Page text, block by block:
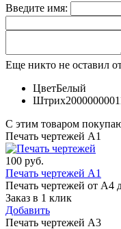
Введите имя:
Еще никто не оставил
ЦветБелый
Штрих
С этим товаром
Печать чертежей А1
100 руб.
Печать чертежей А1
Печать чертежей от А4
Заказ в 1 клик
Добавить
Печать чертежей А3